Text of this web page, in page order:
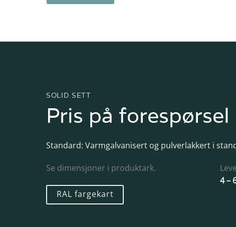
SOLID SETT
Pris på forespørsel
Standard: Varmgalvanisert og pulverlakkert i
Se dimensjoner i produktark.
RAL fargekart
4 –